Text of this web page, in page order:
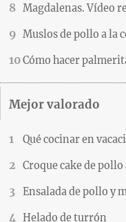
Magdalenas. Vídeo
Muslos de pollo a la
Cómo hacer
Mejor valorado
Qué cocinar en
Croque cake de pollo
Ensalada de pollo y
Helado de turrón